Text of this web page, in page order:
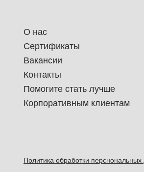
О нас
Сертификаты
Вакансии
Контакты
Помогите стать лучше
Корпоративным клиентам
Политика обработки